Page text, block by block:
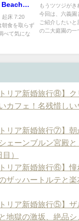
Beach
なるの
起床 7:20
朝食を取らず
べて気にな
もうツツジがき
今回は、六義園
ご紹介したい
の二大庭園の一
リア新婚旅行⑧】
カフェ！名残惜しい
リア新婚旅行⑦】朝
ェーンブルン宮殿と
）
リア新婚旅行⑥】
ザッハートルテと
リア新婚旅行⑤】
地獄の激坂、絶品